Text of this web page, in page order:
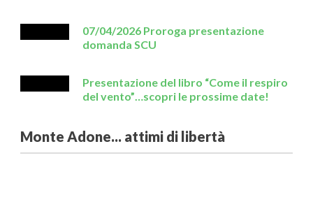
07/04/2026 Proroga presentazione
domanda SCU
Presentazione del libro “Come il respiro
del vento”…scopri le prossime date!
Monte Adone... attimi di libertà